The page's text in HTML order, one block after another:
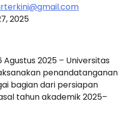
2025
2025 – Universitas
penandatanganan
bagian dari persiapan
tahun akademik 2025–